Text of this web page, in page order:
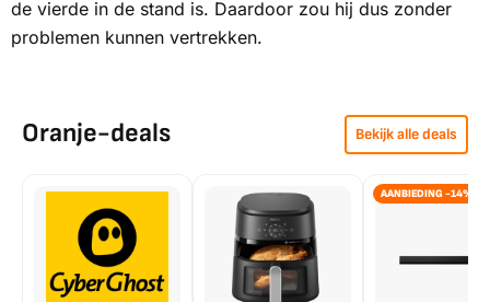
de vierde in de stand is. Daardoor zou hij dus zonder
problemen kunnen vertrekken.
Oranje-deals Bekijk alle deals
AANBIEDING -14%